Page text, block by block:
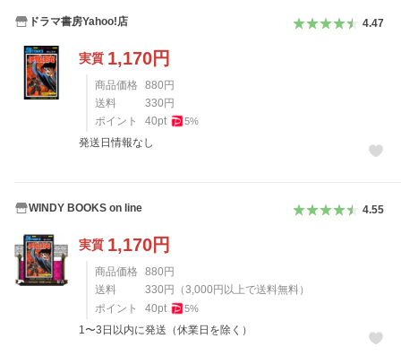
ドラマ書房Yahoo!店 4.47
実質 1,170円
商品価格 880 円
送料
330 円
ポイント
40pt 5%
発送日情報なし
WINDY BOOKS on line 4.55
実質 1,170円
商品価格 880 円
送料
330 円 （3,000 円以上で送料無料）
ポイント
40pt 5%
1〜3日以内に発送（休業日を除く）